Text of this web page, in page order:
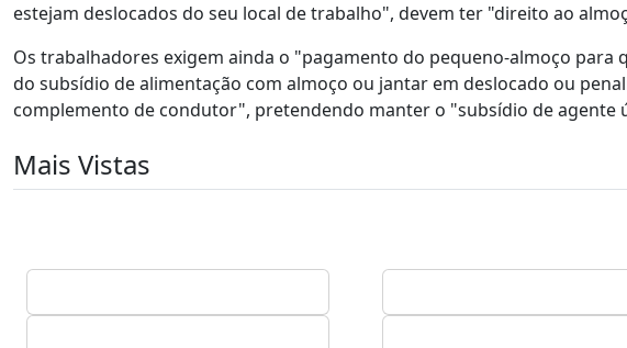
estejam deslocados do seu local de trabalho", devem ter "direito ao
Os trabalhadores exigem ainda o "pagamento do pequeno-almoço para
do subsídio de alimentação com almoço ou jantar em deslocado ou
complemento de condutor", pretendendo manter o "subsídio de agente
Mais Vistas